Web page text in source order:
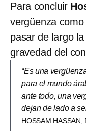
Para concluir
vergüenza
pasar de largo
gravedad del
“Es una
para el mundo
ante todo, una
dejan de lado a
HOSSAM HASSAN,